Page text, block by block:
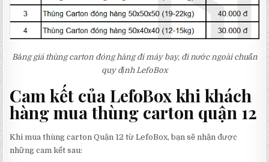
Bảng giá thùng carton đóng hàng đi máy bay, đi nước ngoài chuẩn
quy định LefoBox
Cam kết của LefoBox khi khách
hàng mua thùng carton quận 12
​Khi mua thùng carton Quận 12 từ LefoBox, bạn sẽ nhận được
những cam kết sau:​